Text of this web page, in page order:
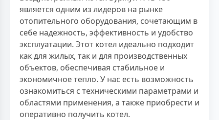
является одним из лидеров на рынке
отопительного оборудования, сочетающим в
себе надежность, эффективность и удобство
эксплуатации. Этот котел идеально подходит
как для жилых, так и для производственных
объектов, обеспечивая стабильное и
экономичное тепло. У нас есть возможность
ознакомиться с техническими параметрами и
областями применения, а также приобрести и
оперативно получить котел.